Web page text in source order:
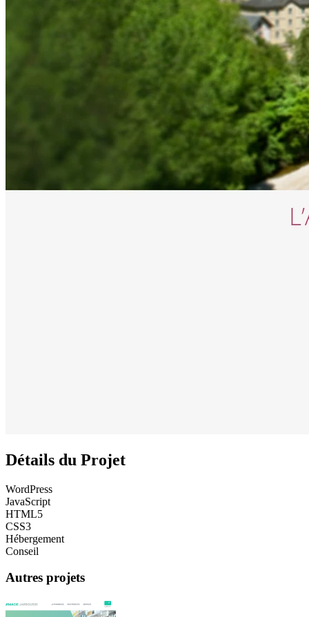
Détails du Projet
WordPress
JavaScript
HTML5
CSS3
Hébergement
Conseil
Autres projets